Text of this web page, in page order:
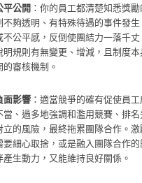
平公開：你的員工都清楚知悉獎
不夠透明、有特殊待遇的事件發
不公平感，反倒使團結力一落千
明規則有無變更、增減，且制度
審核機制。
面影響：適當競爭的確有促使員
、過多地強調和濫用競賽、排名
的風險，最終拖累團隊合作。
細心取捨，或是融入團隊合作的
生動力，又能維持良好關係。